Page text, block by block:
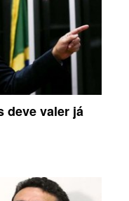
deve valer já